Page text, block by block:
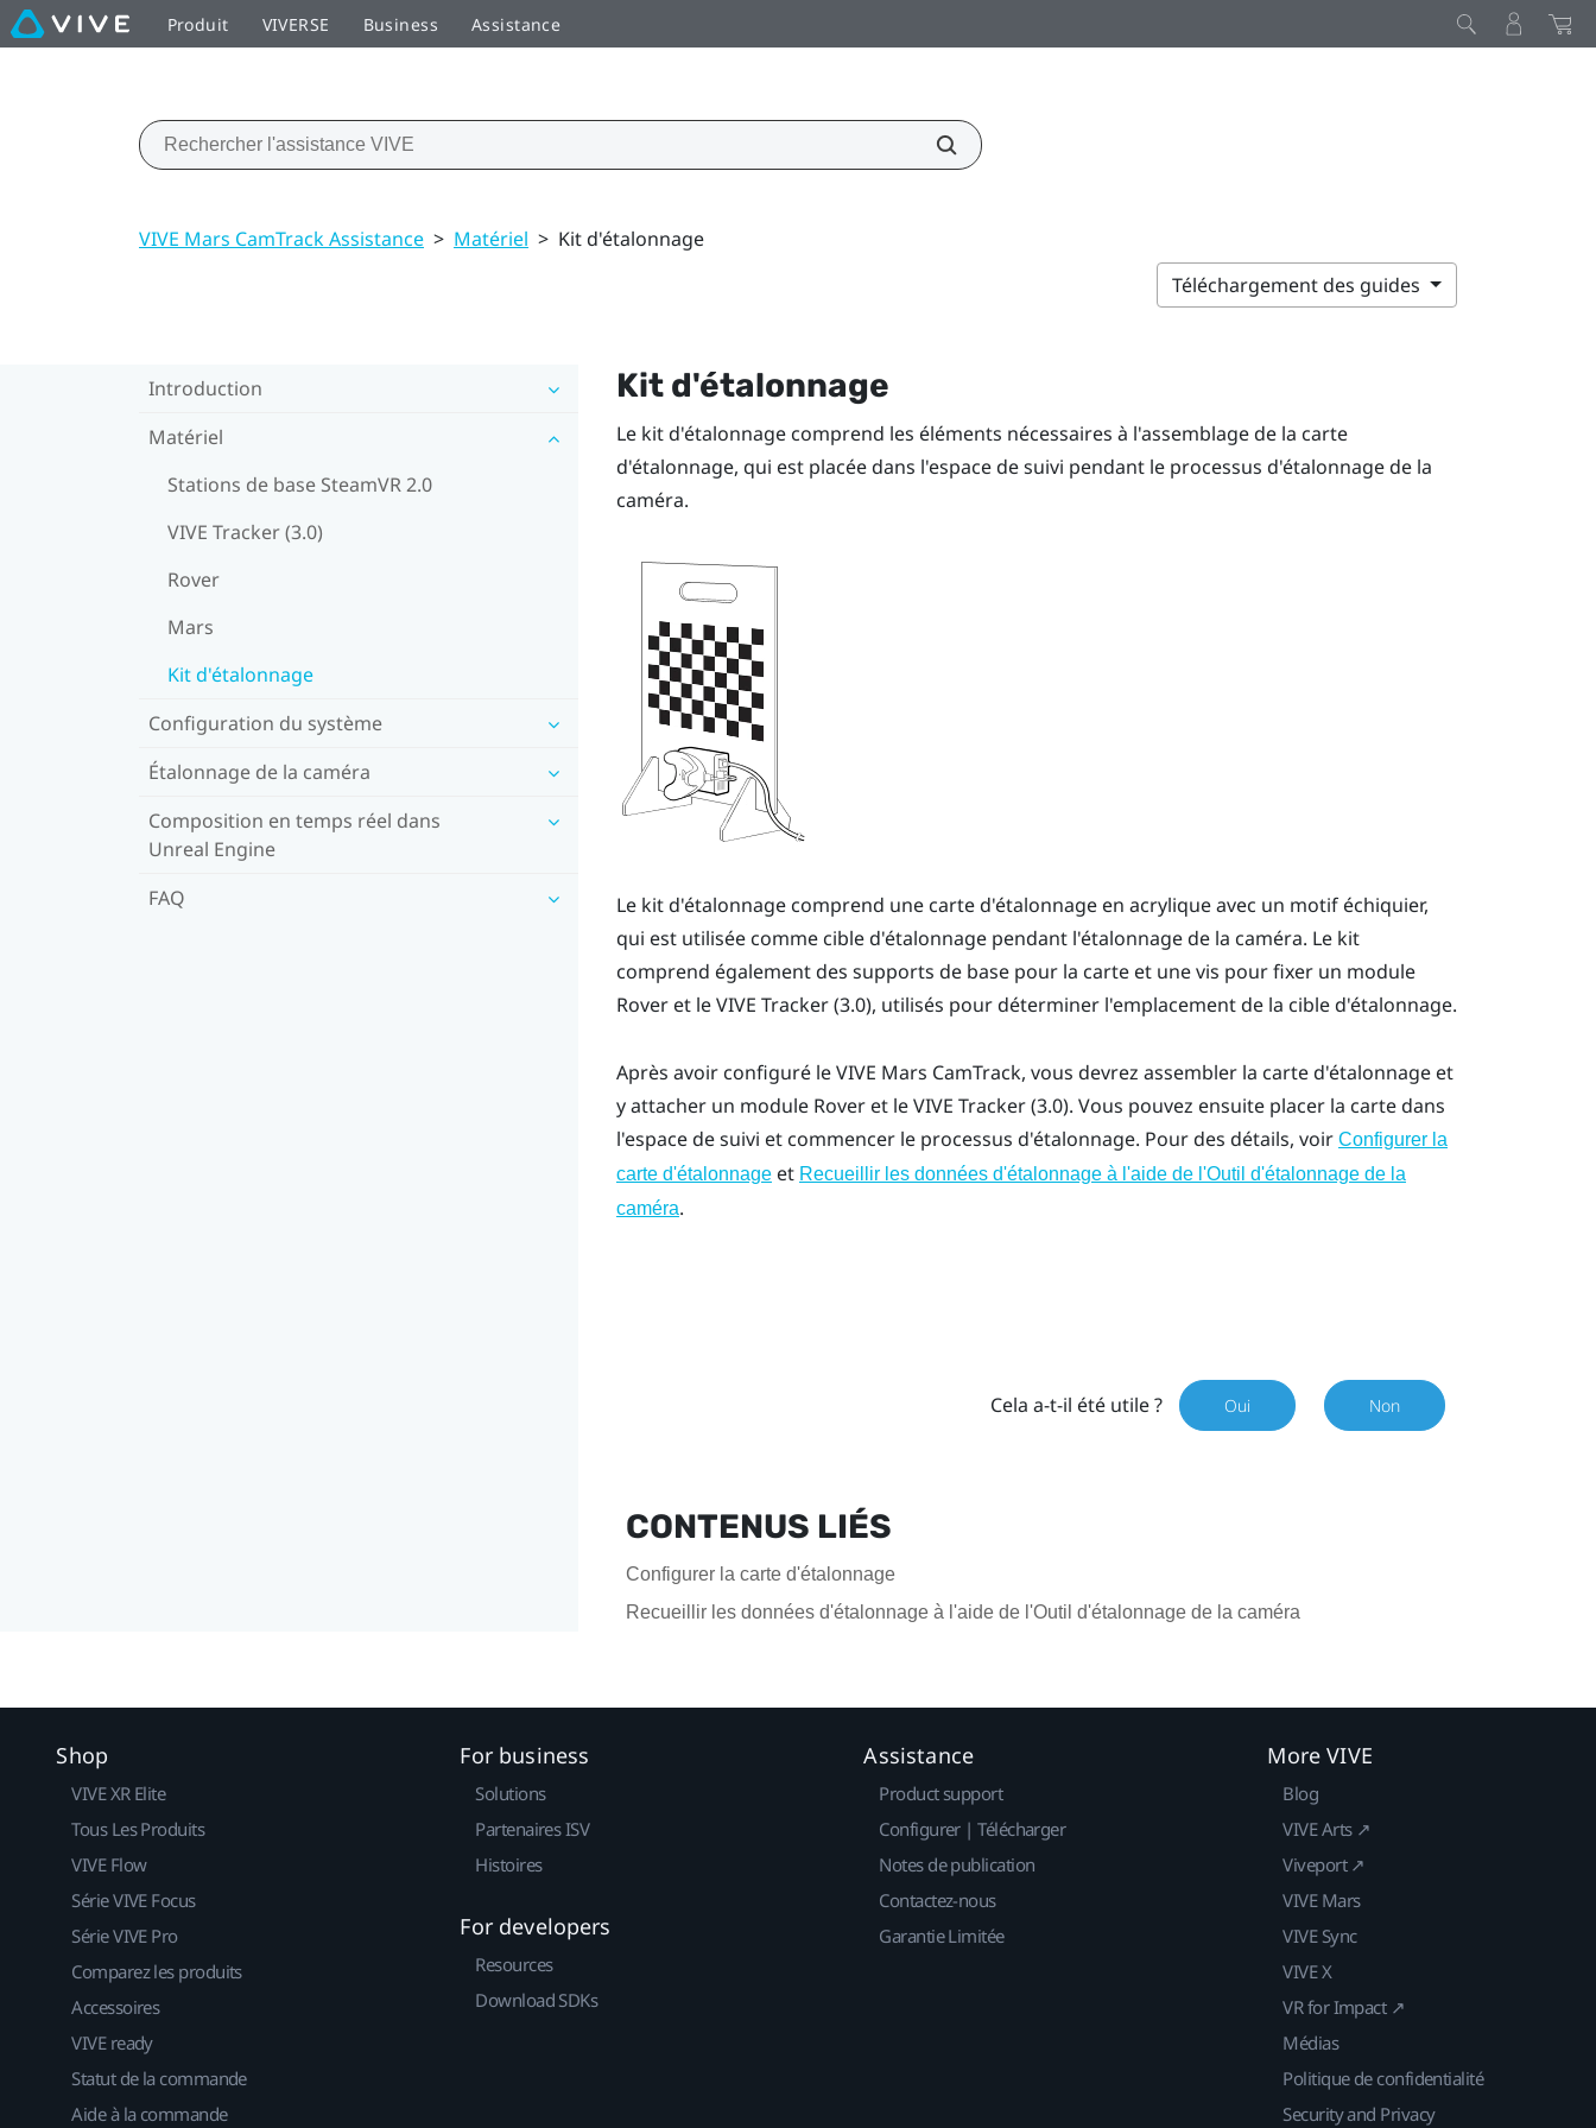
Produit VIVERSE Business Assistance
VIVE Mars CamTrack Assistance > Matériel > Kit d'étalonnage
Téléchargement des guides
Introduction
Matériel
Stations de base SteamVR 2.0
VIVE Tracker (3.0)
Rover
Mars
Kit d'étalonnage
Configuration du système
Étalonnage de la caméra
Composition en temps réel dans
Unreal Engine
FAQ
Kit d'étalonnage
Le kit d'étalonnage comprend les éléments nécessaires à l'assemblage de la carte
d'étalonnage, qui est placée dans l'espace de suivi pendant le processus d'étalonnage de la
caméra.
Le kit d'étalonnage comprend une carte d'étalonnage en acrylique avec un motif échiquier,
qui est utilisée comme cible d'étalonnage pendant l'étalonnage de la caméra. Le kit
comprend également des supports de base pour la carte et une vis pour fixer un module
Roveret leVIVE Tracker (3.0), utilisés pour déterminer l'emplacement de la cible d'étalonnage.
Après avoir configuré leVIVE Mars CamTrack, vous devrez assembler la carte d'étalonnage et
y attacher un module Roveret leVIVE Tracker (3.0). Vous pouvez ensuite placer la carte dans
l'espace de suivi et commencer le processus d'étalonnage. Pour des détails, voir Configurer la
carte d'étalonnageet Recueillir les données d'étalonnage à l'aide de l'Outil d'étalonnage de la
caméra.
Cela a-t-il été utile ? Oui Non
CONTENUS LIÉS
Configurer la carte d'étalonnage
Recueillir les données d'étalonnage à l'aide de l'Outil d'étalonnage de la caméra
Shop
VIVE XR Elite
Tous Les Produits
VIVE Flow
Série VIVE Focus
Série VIVE Pro
Comparez les produits
Accessoires
VIVE ready
Statut de la commande
Aide à la commande
For business
Solutions
Partenaires ISV
Histoires
For developers
Resources
Download SDKs
Assistance
Product support
Configurer | Télécharger
Notes de publication
Contactez-nous
Garantie Limitée
More VIVE
Blog
VIVE Arts ↗
Viveport ↗
VIVE Mars
VIVE Sync
VIVE X
VR for Impact ↗
Médias
Politique de confidentialité
Security and Privacy